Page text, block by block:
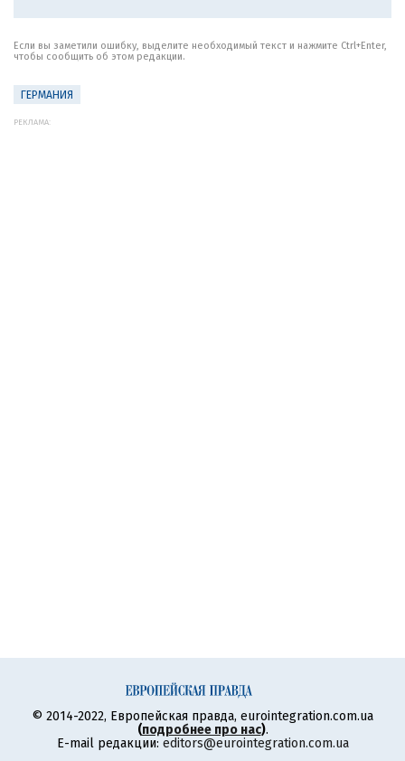
Если вы заметили ошибку, выделите необходимый текст и нажмите Ctrl+Enter,
чтобы сообщить об этом редакции.
ГЕРМАНИЯ
РЕКЛАМА:
© 2014-2022, Европейская правда, eurointegration.com.ua
(подробнее про нас).
E-mail редакции: editors@eurointegration.com.ua